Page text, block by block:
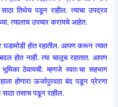
तिथेच पडून राहील. त्याचा उपद्रव
त्यालाच उपचार करायचे आहेत.
घडामोडी होत रहातील. आपण करून त्यात
होत नाही. त्या चालूच रहातात. आपण
ठेवायची. म्हणजे स्वतःचा सहभाग
होणारा ऊर्जापुरवठा बंद पडून प्रेरणा
साठा तसाच पडून राहील.